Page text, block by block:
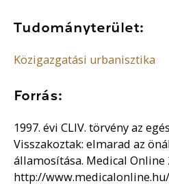
Tudományterület:
Közigazgatási urbanisztika
Forrás:
1997. évi CLIV. törvény az
Visszakoztak: elmarad az
államosítása. Medical Online
http://